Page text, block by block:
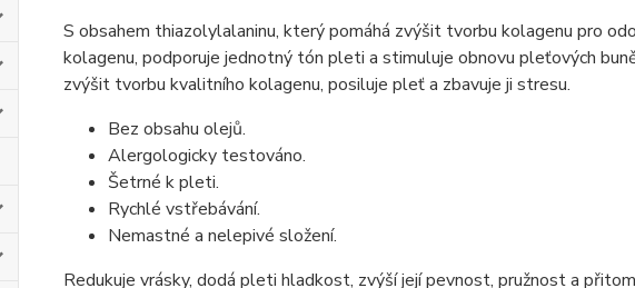
S obsahem thiazolylalaninu, který pomáhá zvýšit tvorbu kolagenu pro
kolagenu, podporuje jednotný tón pleti a stimuluje obnovu pleťových
zvýšit tvorbu kvalitního kolagenu, posiluje pleť a zbavuje ji stresu.
Bez obsahu olejů.
Alergologicky testováno.
Šetrné k pleti.
Rychlé vstřebávání.
Nemastné a nelepivé složení.
Redukuje vrásky, dodá pleti hladkost, zvýší její pevnost, pružnost a